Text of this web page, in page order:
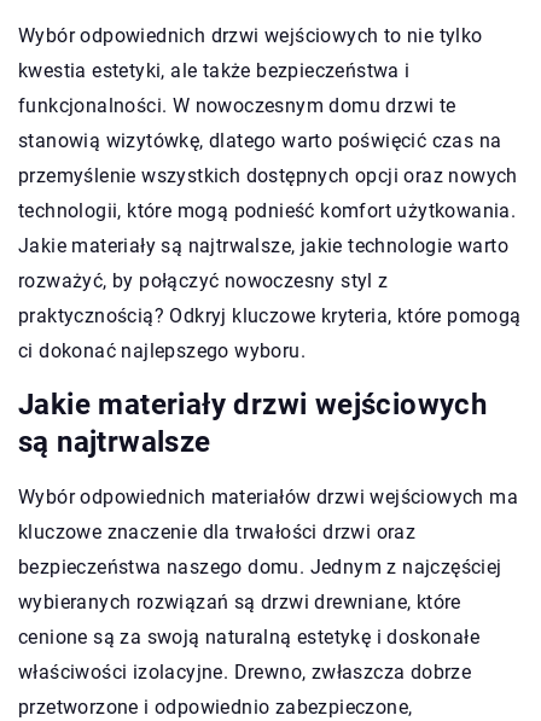
Wybór odpowiednich drzwi wejściowych to nie tylko
kwestia estetyki, ale także bezpieczeństwa i
funkcjonalności. W nowoczesnym domu drzwi te
stanowią wizytówkę, dlatego warto poświęcić czas na
przemyślenie wszystkich dostępnych opcji oraz nowych
technologii, które mogą podnieść komfort użytkowania.
Jakie materiały są najtrwalsze, jakie technologie warto
rozważyć, by połączyć nowoczesny styl z
praktycznością? Odkryj kluczowe kryteria, które pomogą
ci dokonać najlepszego wyboru.
Jakie materiały drzwi wejściowych
są najtrwalsze
Wybór odpowiednich materiałów drzwi wejściowych ma
kluczowe znaczenie dla trwałości drzwi oraz
bezpieczeństwa naszego domu. Jednym z najczęściej
wybieranych rozwiązań są drzwi drewniane, które
cenione są za swoją naturalną estetykę i doskonałe
właściwości izolacyjne. Drewno, zwłaszcza dobrze
przetworzone i odpowiednio zabezpieczone,